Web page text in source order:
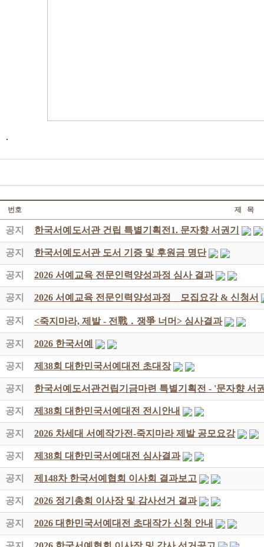
.
번호 제 목
공지 한국서예도서관 건립 특별기획전1. 문자향 서권기
공지 한국서예도서관 도서 기증 및 후원금 명단
공지 2026 서예교육 전문인력양성과정 심사 결과
공지 2026 서예교육 전문인력양성과정 _ 모집요강 & 신청서
공지 <죽지마라, 제발 - 전戰 ․ 쟁爭 너머> 심사결과
공지 2026 한국서예
공지 제38회 대한민국서예대전 초대장
공지 한국서예도서관건립기금마련 특별기획전 - '문자향 서
공지 제38회 대한민국서예대전 전시안내
공지 2026 차세대 서예작가전-죽지마라 제발 공모요강
공지 제38회 대한민국서예대전 심사결과
공지 제148차 한국서예협회 이사회 결과보고
공지 2026 정기총회 이사장 및 감사선거 결과
공지 2026 대한민국서예대전 초대작가 신청 안내